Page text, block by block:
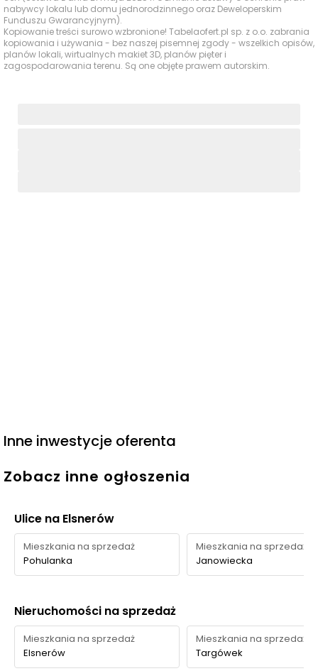
nabywcy lokalu lub domu jednorodzinnego oraz Deweloperskim
Funduszu Gwarancyjnym).
Kopiowanie treści surowo wzbronione! Tabelaofert.pl sp. z o.o. zabrania
kopiowania i używania - bez naszej pisemnej zgody - wszelkich opisów,
planów lokali, wirtualnych makiet 3D, planów pięter i
zagospodarowania terenu. Są one objęte prawem autorskim.
Inne inwestycje oferenta
Zobacz inne ogłoszenia
Ulice na Elsnerów
Mieszkania na sprzedaż
Pohulanka
Mieszkania na sprzedaż
Janowiecka
Nieruchomości na sprzedaż
Mieszkania na sprzedaż
Elsnerów
Mieszkania na sprzedaż
Targówek